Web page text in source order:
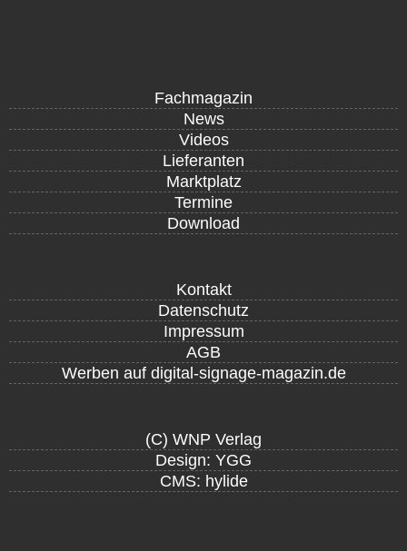
Fachmagazin
News
Videos
Lieferanten
Marktplatz
Termine
Download
Kontakt
Datenschutz
Impressum
AGB
Werben auf digital-signage-magazin.de
(C) WNP Verlag
Design: YGG
CMS: hylide